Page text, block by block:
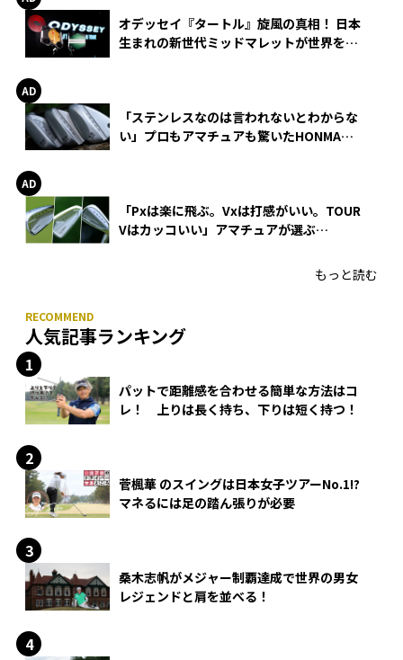
オデッセイ『タートル』旋風の真相！ 日本
生まれの新世代ミッドマレットが世界を席
「ステンレスなのは言われないとわからな
い」プロもアマチュアも驚いたHONMA
「Pxは楽に飛ぶ。Vxは打感がいい。TOUR
Vはカッコいい」アマチュアが選ぶ
もっと読む
人気記事ランキング
パットで距離感を合わせる簡単な方法はコ
レ！ 上りは長く持ち、下りは短く持つ！
菅楓華 のスイングは日本女子ツアーNo.1!?
マネるには足の踏ん張りが必要
桑木志帆がメジャー制覇達成で世界の男女
レジェンドと肩を並べる！